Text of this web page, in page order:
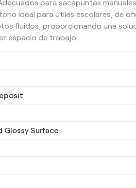
para sacapuntas
ideal para útiles escolares, de
fluidos, proporcionando una
espacio de trabajo.
Glossy Surface